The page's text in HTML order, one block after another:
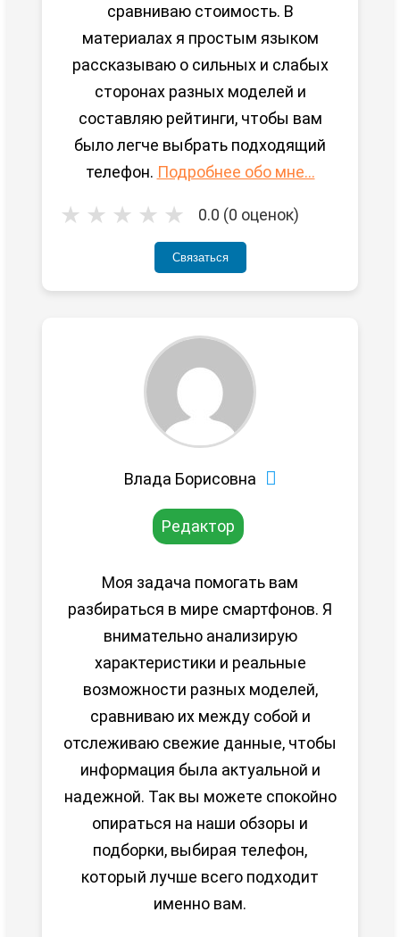
сравниваю стоимость. В
материалах я простым языком
рассказываю о сильных и слабых
сторонах разных моделей и
составляю рейтинги, чтобы вам
было легче выбрать подходящий
телефон. Подробнее обо мне...
★ ★ ★ ★ ★ 0.0 (0 оценок)
Связаться
Влада Борисовна
Редактор
Моя задача помогать вам
разбираться в мире смартфонов. Я
внимательно анализирую
характеристики и реальные
возможности разных моделей,
сравниваю их между собой и
отслеживаю свежие данные, чтобы
информация была актуальной и
надежной. Так вы можете спокойно
опираться на наши обзоры и
подборки, выбирая телефон,
который лучше всего подходит
именно вам.